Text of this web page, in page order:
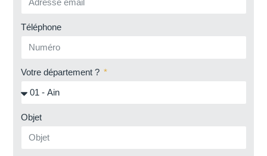
Téléphone
Votre département ?
Objet